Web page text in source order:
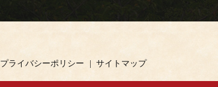
プライバシーポリシー サイトマップ